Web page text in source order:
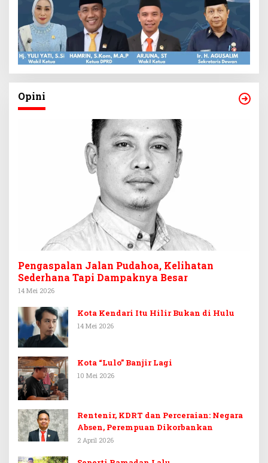
Opini
Pengaspalan Jalan Pudahoa, Kelihatan
Sederhana Tapi Dampaknya Besar
14 Mei 2026
Kota Kendari Itu Hilir Bukan di Hulu
14 Mei 2026
Kota “Lulo” Banjir Lagi
10 Mei 2026
Rentenir, KDRT dan Perceraian: Negara
Absen, Perempuan Dikorbankan
2 April 2026